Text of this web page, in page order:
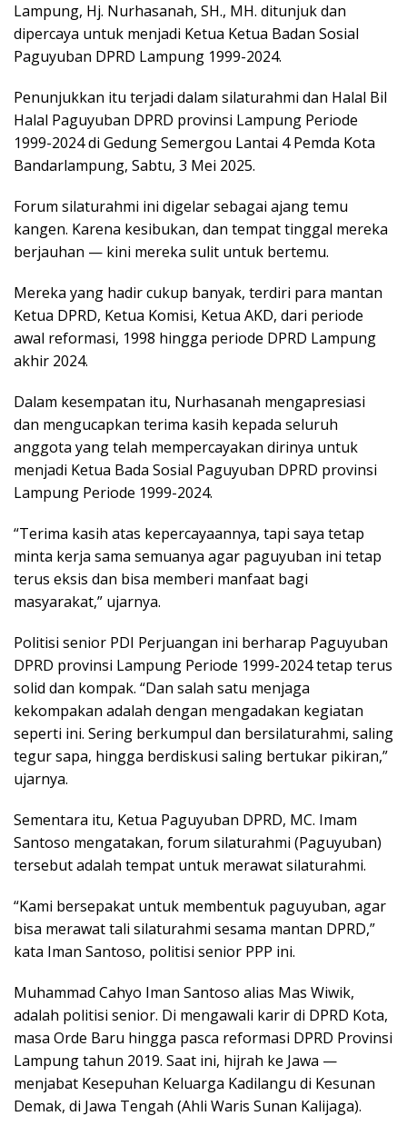
Lampung, Hj. Nurhasanah, SH., MH. ditunjuk dan
dipercaya untuk menjadi Ketua Ketua Badan Sosial
Paguyuban DPRD Lampung 1999-2024.
Penunjukkan itu terjadi dalam silaturahmi dan Halal Bil
Halal Paguyuban DPRD provinsi Lampung Periode
1999-2024 di Gedung Semergou Lantai 4 Pemda Kota
Bandarlampung, Sabtu, 3 Mei 2025.
Forum silaturahmi ini digelar sebagai ajang temu
kangen. Karena kesibukan, dan tempat tinggal mereka
berjauhan — kini mereka sulit untuk bertemu.
Mereka yang hadir cukup banyak, terdiri para mantan
Ketua DPRD, Ketua Komisi, Ketua AKD, dari periode
awal reformasi, 1998 hingga periode DPRD Lampung
akhir 2024.
Dalam kesempatan itu, Nurhasanah mengapresiasi
dan mengucapkan terima kasih kepada seluruh
anggota yang telah mempercayakan dirinya untuk
menjadi Ketua Bada Sosial Paguyuban DPRD provinsi
Lampung Periode 1999-2024.
“Terima kasih atas kepercayaannya, tapi saya tetap
minta kerja sama semuanya agar paguyuban ini tetap
terus eksis dan bisa memberi manfaat bagi
masyarakat,” ujarnya.
Politisi senior PDI Perjuangan ini berharap Paguyuban
DPRD provinsi Lampung Periode 1999-2024 tetap terus
solid dan kompak. “Dan salah satu menjaga
kekompakan adalah dengan mengadakan kegiatan
seperti ini. Sering berkumpul dan bersilaturahmi, saling
tegur sapa, hingga berdiskusi saling bertukar pikiran,”
ujarnya.
Sementara itu, Ketua Paguyuban DPRD, MC. Imam
Santoso mengatakan, forum silaturahmi (Paguyuban)
tersebut adalah tempat untuk merawat silaturahmi.
“Kami bersepakat untuk membentuk paguyuban, agar
bisa merawat tali silaturahmi sesama mantan DPRD,”
kata Iman Santoso, politisi senior PPP ini.
Muhammad Cahyo Iman Santoso alias Mas Wiwik,
adalah politisi senior. Di mengawali karir di DPRD Kota,
masa Orde Baru hingga pasca reformasi DPRD Provinsi
Lampung tahun 2019. Saat ini, hijrah ke Jawa —
menjabat Kesepuhan Keluarga Kadilangu di Kesunan
Demak, di Jawa Tengah (Ahli Waris Sunan Kalijaga).